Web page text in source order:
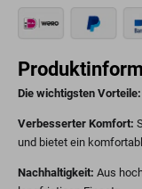
Die wichtigsten Vorteile:
Verbesserter Komfort:
und bietet ein
Nachhaltigkeit: Aus